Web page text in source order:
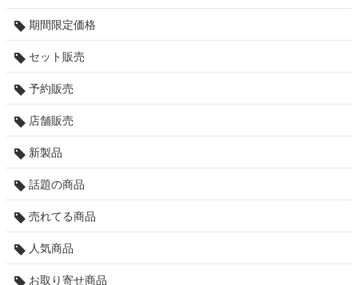
期間限定価格
セット販売
予約販売
店舗販売
新製品
話題の商品
売れてる商品
人気商品
お取り寄せ商品